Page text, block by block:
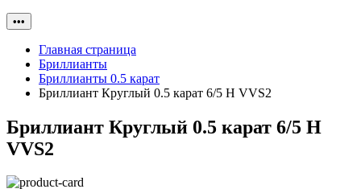
•••
Главная страница
Бриллианты
Бриллианты 0.5 карат
Бриллиант Круглый 0.5 карат 6/5 H VVS2
Бриллиант Круглый 0.5 карат 6/5 H
VVS2